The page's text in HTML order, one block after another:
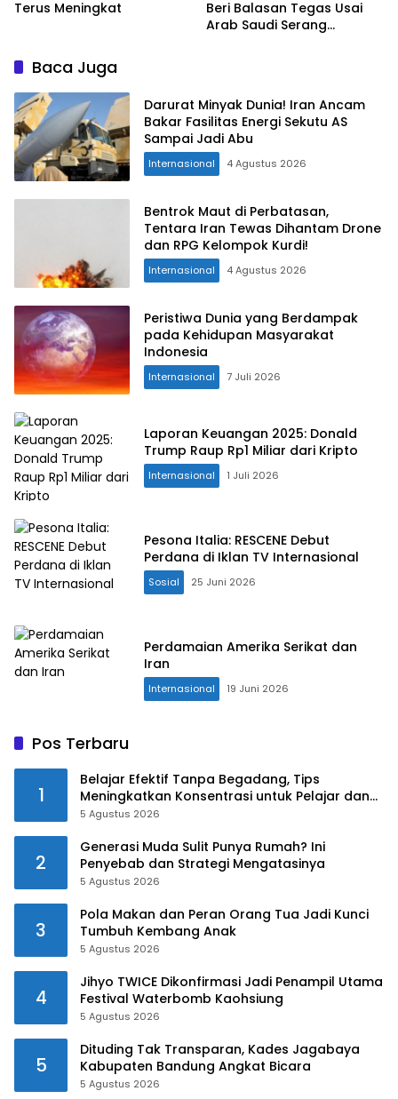
Terus Meningkat
Beri Balasan Tegas Usai
Arab Saudi Serang
Baca Juga
Darurat Minyak Dunia! Iran Ancam
Bakar Fasilitas Energi Sekutu AS
Sampai Jadi Abu
Internasional 4 Agustus 2026
Bentrok Maut di Perbatasan,
Tentara Iran Tewas Dihantam Drone
dan RPG Kelompok Kurdi!
Internasional 4 Agustus 2026
Peristiwa Dunia yang Berdampak
pada Kehidupan Masyarakat
Indonesia
Internasional 7 Juli 2026
Laporan Keuangan 2025: Donald
Trump Raup Rp1 Miliar dari Kripto
Internasional 1 Juli 2026
Pesona Italia: RESCENE Debut
Perdana di Iklan TV Internasional
Sosial 25 Juni 2026
Perdamaian Amerika Serikat dan
Iran
Internasional 19 Juni 2026
Pos Terbaru
1
Belajar Efektif Tanpa Begadang, Tips
Meningkatkan Konsentrasi untuk Pelajar dan
Mahasiswa
5 Agustus 2026
2
Generasi Muda Sulit Punya Rumah? Ini
Penyebab dan Strategi Mengatasinya
5 Agustus 2026
3
Pola Makan dan Peran Orang Tua Jadi Kunci
Tumbuh Kembang Anak
5 Agustus 2026
4
Jihyo TWICE Dikonfirmasi Jadi Penampil Utama
Festival Waterbomb Kaohsiung
5 Agustus 2026
5
Dituding Tak Transparan, Kades Jagabaya
Kabupaten Bandung Angkat Bicara
5 Agustus 2026